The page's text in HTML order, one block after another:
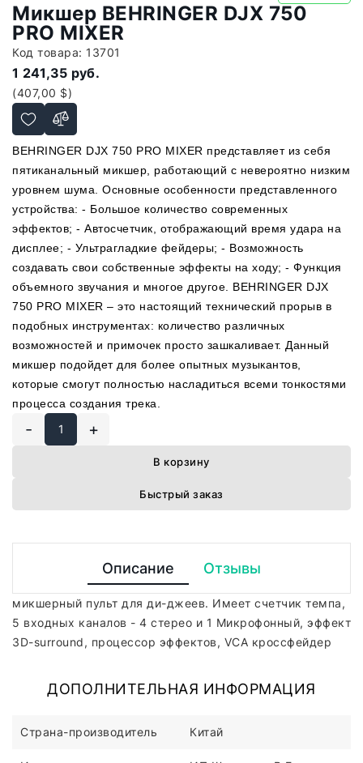
Микшер BEHRINGER DJX 750
PRO MIXER
Код товара: 13701
1 241,35 руб.
(407,00 $)
BEHRINGER DJX 750 PRO MIXER представляет из себя
пятиканальный микшер, работающий с невероятно низким
уровнем шума. Основные особенности представленного
устройства: - Большое количество современных
эффектов; - Автосчетчик, отображающий время удара на
дисплее; - Ультрагладкие фейдеры; - Возможность
создавать свои собственные эффекты на ходу; - Функция
объемного звучания и многое другое. BEHRINGER DJX
750 PRO MIXER – это настоящий технический прорыв в
подобных инструментах: количество различных
возможностей и примочек просто зашкаливает. Данный
микшер подойдет для более опытных музыкантов,
которые смогут полностью насладиться всеми тонкостями
процесса создания трека.
- +
В корзину
Быстрый заказ
Описание Отзывы
микшерный пульт для ди-джеев. Имеет счетчик темпа,
5 входных каналов - 4 стерео и 1 Микрофонный, эффект
3D-surround, процессор эффектов, VCA кроссфейдер
ДОПОЛНИТЕЛЬНАЯ ИНФОРМАЦИЯ
Страна-производитель Китай